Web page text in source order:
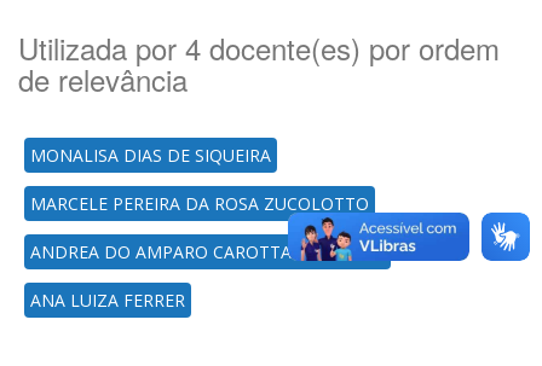
Utilizada por 4 docente(es) por ordem
de relevância
MONALISA DIAS DE SIQUEIRA
MARCELE PEREIRA DA ROSA ZUCOLOTTO
ANDREA DO AMPARO CAROTTA DE ANGELI
ANA LUIZA FERRER